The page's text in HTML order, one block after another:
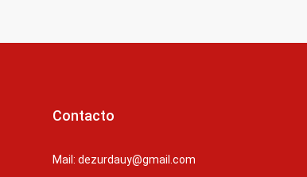
Contacto
Mail: dezurdauy@gmail.com